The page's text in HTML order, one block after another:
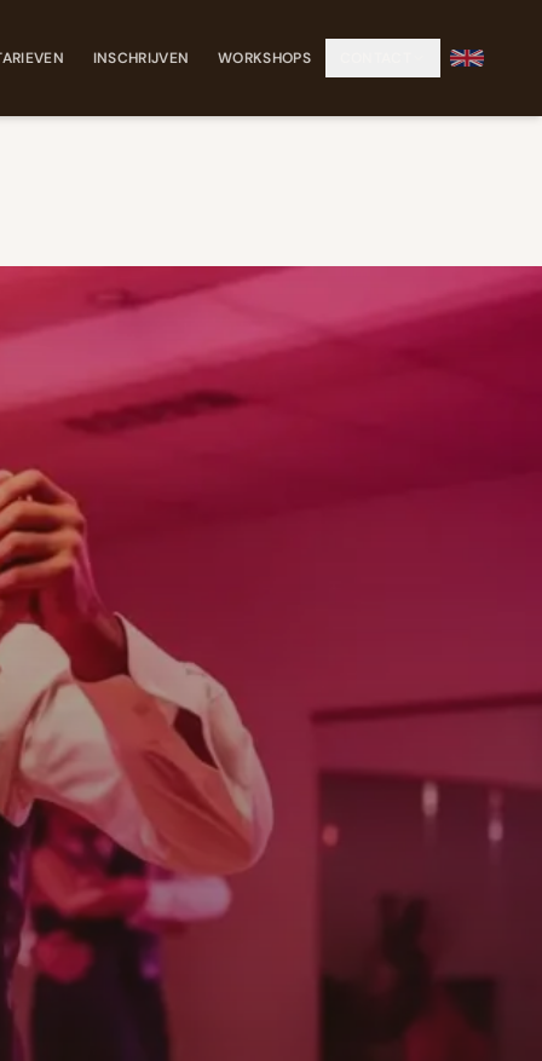
INSCHRIJVEN WORKSHOPS